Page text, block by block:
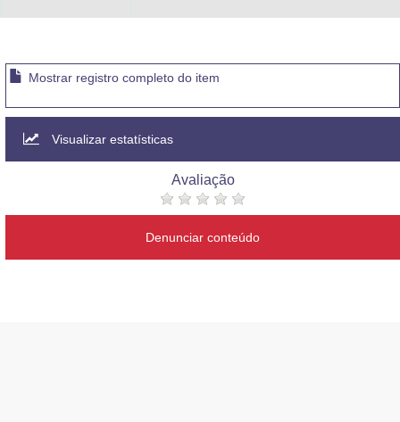
Mostrar registro completo do item
Visualizar estatísticas
Avaliação
Denunciar conteúdo